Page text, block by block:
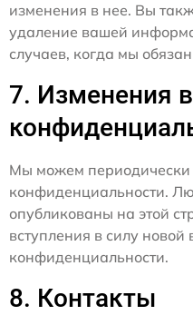
изменения в нее. Вы
удаление вашей
случаев, когда мы
7. Изменения
Мы можем периодически
конфиденциальности.
опубликованы на этой
вступления в силу новой
конфиденциальности.
8. Контакты